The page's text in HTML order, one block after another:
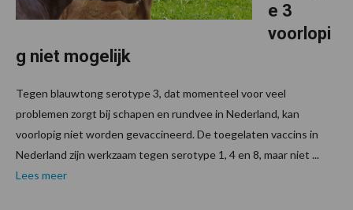
e 3
voorlopi
g niet mogelijk
Tegen blauwtong serotype 3, dat momenteel voor veel
problemen zorgt bij schapen en rundvee in Nederland, kan
voorlopig niet worden gevaccineerd. De toegelaten vaccins in
Nederland zijn werkzaam tegen serotype 1, 4 en 8, maar niet ...
Lees meer